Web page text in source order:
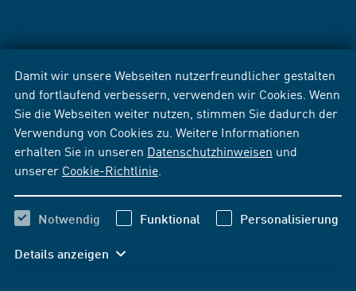
Damit wir unsere Webseiten nutzerfreundlicher gestalten
und fortlaufend verbessern, verwenden wir Cookies. Wenn
Sie die Webseiten weiter nutzen, stimmen Sie dadurch der
Verwendung von Cookies zu. Weitere Informationen
erhalten Sie in unseren Datenschutzhinweisen und
unserer Cookie-Richtlinie
Notwendig Funktional Personalisierung
Details anzeigen